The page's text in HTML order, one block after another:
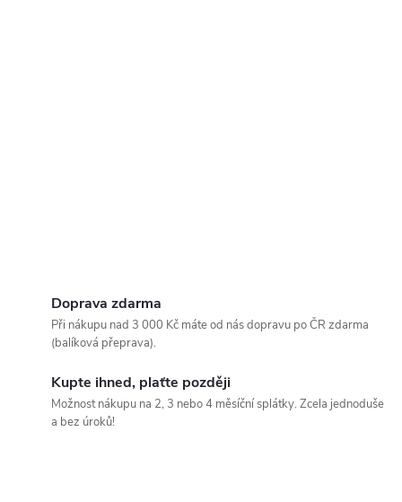
Doprava zdarma
Při nákupu nad 3 000 Kč máte od nás dopravu po ČR zdarma
(balíková přeprava).
Kupte ihned, plaťte později
Možnost nákupu na 2, 3 nebo 4 měsíční splátky. Zcela jednoduše
a bez úroků!